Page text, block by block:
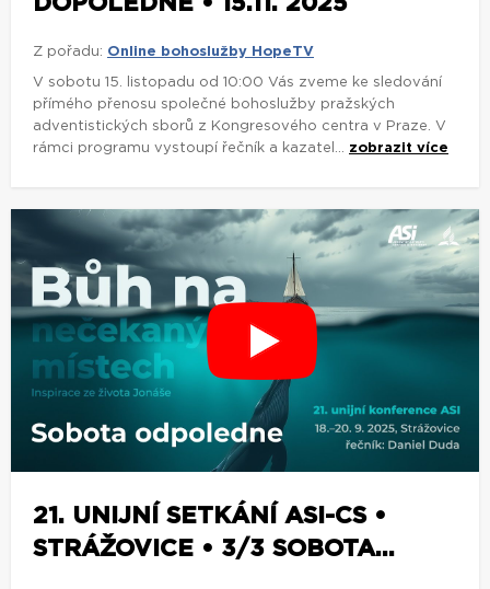
Z pořadu: Online bohoslužby HopeTV
V sobotu 15. listopadu od 10:00 Vás zveme ke sledování
přímého přenosu společné bohoslužby pražských
adventistických sborů z Kongresového centra v Praze. V
rámci programu vystoupí řečník a kazatel... zobrazit více
21. UNIJNÍ SETKÁNÍ ASI-CS •
STRÁŽOVICE • 3/3 SOBOTA...